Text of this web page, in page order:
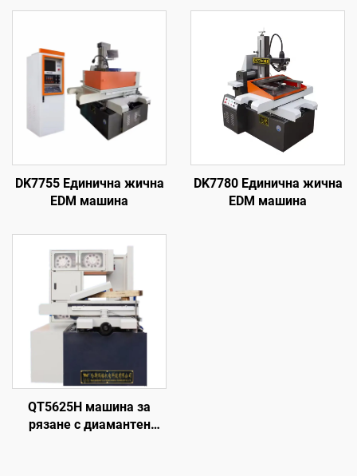
DK7755 Единична жична
EDM машина
DK7780 Единична жична
EDM машина
QT5625H машина за
рязане с диамантен